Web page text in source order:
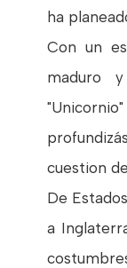
ha
Con un
maduro
cuestion
De
a